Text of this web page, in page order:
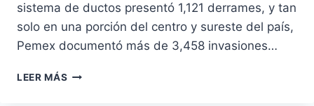
sistema de ductos presentó 1,121 derrames, y tan
solo en una porción del centro y sureste del país,
Pemex documentó más de 3,458 invasiones…
LEER MÁS MÁS